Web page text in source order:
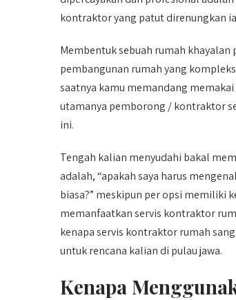
kontraktor yang patut direnungkan
Membentuk sebuah rumah
pembangunan rumah yang
saatnya kamu memandang
utamanya pemborong / kontraktor
ini.
Tengah kalian menyudahi bakal
adalah, “apakah saya harus
biasa?” meskipun per opsi memiliki
memanfaatkan servis kontraktor
kenapa servis kontraktor rumah
untuk rencana kalian di pulau jawa.
Kenapa